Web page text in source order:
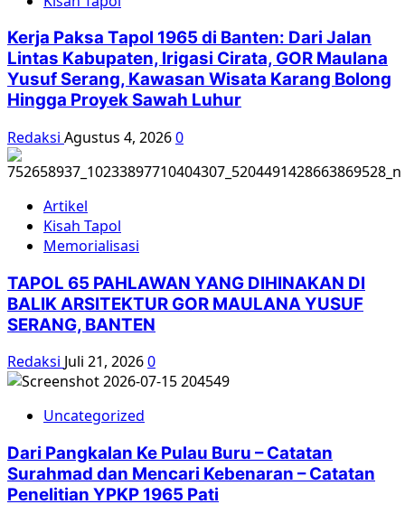
2016
Kerja Paksa Tapol 1965 di Banten: Dari Jalan
Lintas Kabupaten, Irigasi Cirata, GOR Maulana
Yusuf Serang, Kawasan Wisata Karang Bolong
Hingga Proyek Sawah Luhur
Redaksi Agustus 4, 20260
Artikel
Kisah Tapol
Memorialisasi
TAPOL 65 PAHLAWAN YANG DIHINAKAN DI
BALIK ARSITEKTUR GOR MAULANA YUSUF
SERANG, BANTEN
Redaksi Juli 21, 20260
Uncategorized
Dari Pangkalan Ke Pulau Buru – Catatan
Surahmad dan Mencari Kebenaran – Catatan
Penelitian YPKP 1965 Pati